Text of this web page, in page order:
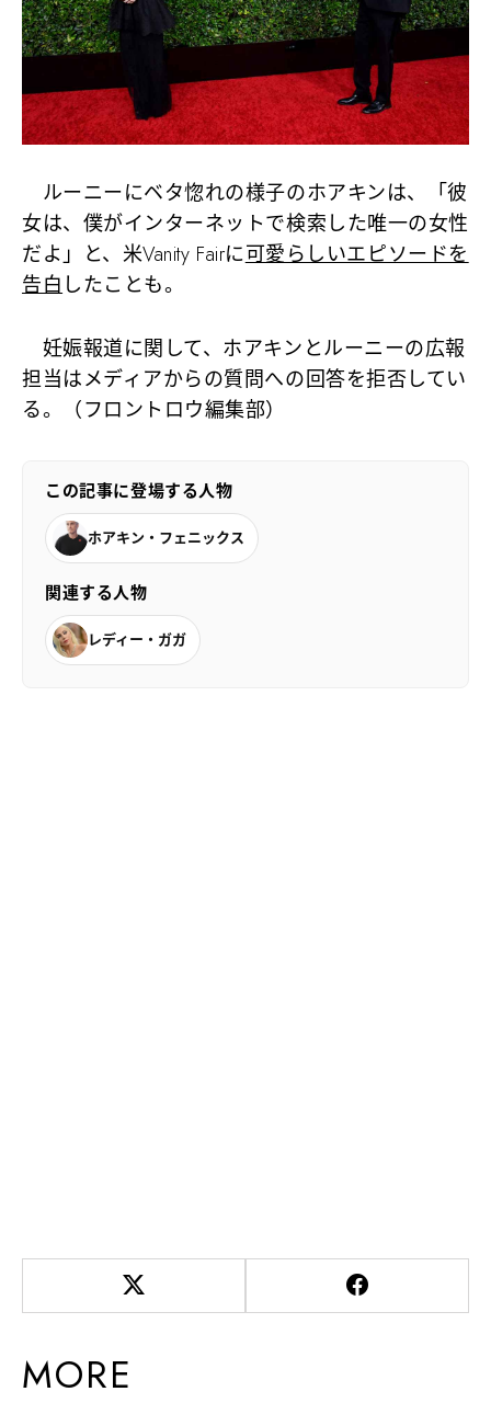
ルーニーにベタ惚れの様子のホアキンは、「彼
女は、僕がインターネットで検索した唯一の女性
だよ」と、米Vanity Fairに可愛らしいエピソードを
告白 したことも。
妊娠報道に関して、ホアキンとルーニーの広報
担当はメディアからの質問への回答を拒否してい
る。（フロントロウ編集部）
この記事に登場する人物
ホアキン・フェニックス
関連する人物
レディー・ガガ
MORE